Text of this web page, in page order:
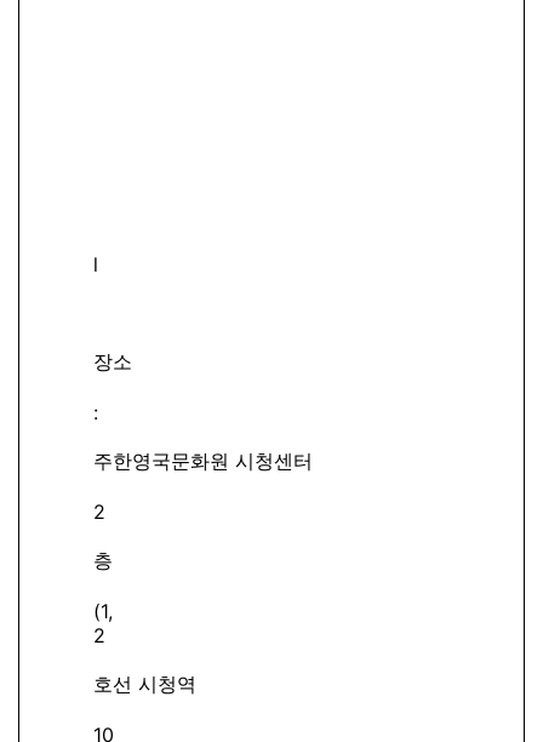
l
장소
:
주한영국문화원 시청센터
2
층
(1,
2
호선 시청역
10